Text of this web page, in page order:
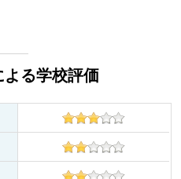
よる学校評価